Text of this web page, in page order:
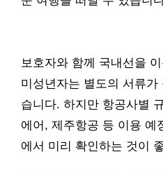
보호자와 함께 국내선을
미성년자는 별도의 서류
습니다. 하지만 항공사별
에어, 제주항공 등 이용 예
에서 미리 확인하는 것이